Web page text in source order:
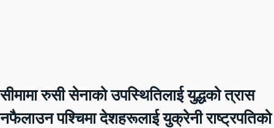
सीमामा रुसी सेनाको उपस्थितिलाई युद्धको त्रास
नफैलाउन पश्चिमा देशहरूलाई युक्रेनी राष्ट्रपतिको